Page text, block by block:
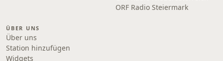
ORF Radio Steiermark
ÜBER UNS
Über uns
Station hinzufügen
Widgets